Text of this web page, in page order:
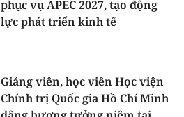
phục vụ APEC 2027, tạo động
lực phát triển kinh tế
Giảng viên, học viên Học viện
Chính trị Quốc gia Hồ Chí Minh